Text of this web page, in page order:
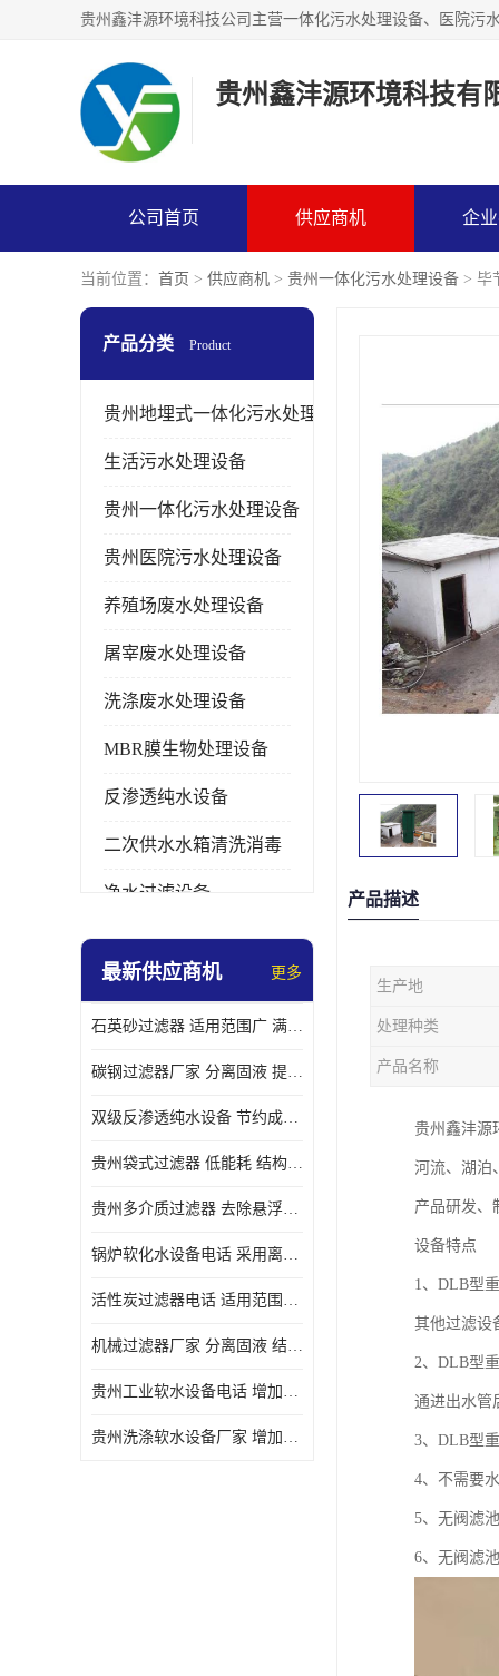
贵州鑫沣源环境科技有
公司首页 供应商机 企
当前位置： 首页 > 供应商机 > 贵州一体化污水处理设备 > 毕
产品分类 Product
贵州地埋式一体化污水处理设备
生活污水处理设备
贵州一体化污水处理设备
贵州医院污水处理设备
养殖场废水处理设备
屠宰废水处理设备
洗涤废水处理设备
MBR膜生物处理设备
反渗透纯水设备
二次供水水箱清洗消毒
净水过滤设备
软水设备
最新供应商机 更多
石英砂过滤器 适用范围广 满足不同的需求
碳钢过滤器厂家 分离固液 提高过滤效率
双级反渗透纯水设备 节约成本 提供高纯度水
贵州袋式过滤器 低能耗 结构简单
贵州多介质过滤器 去除悬浮物 防止水垢和堵塞
锅炉软化水设备电话 采用离子交换技术 减少维修和更换的成本
活性炭过滤器电话 适用范围广 防止水垢和堵塞
机械过滤器厂家 分离固液 结构简单
贵州工业软水设备电话 增加清洁效果 使水更加清澈 干净
贵州洗涤软水设备厂家 增加清洁效果 减少维修和更换的成本
产品描述
生产地
处理种类
产品名称
贵州鑫沣源
河流、湖泊
产品研发、
设备特点
1、DLB型
其他过滤设
2、DLB型
通进出水管
3、DLB型
4、不需要
5、无阀滤
6、无阀滤